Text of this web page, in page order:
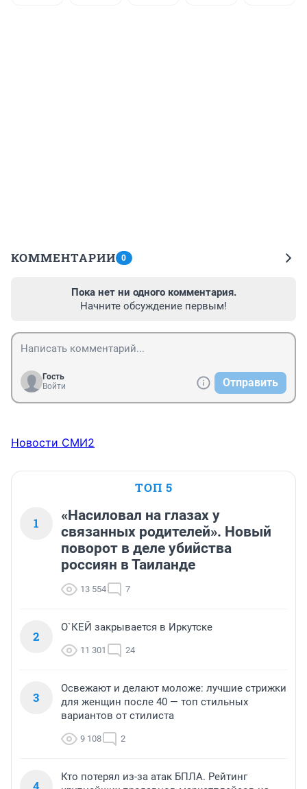
КОММЕНТАРИИ 0
Пока нет ни одного комментария.
Начните обсуждение первым!
Гость
Войти
Отправить
Новости СМИ2
ТОП 5
1
«Насиловал на глазах у
связанных родителей». Новый
поворот в деле убийства
россиян в Таиланде
13 554 7
2
О`КЕЙ закрывается в Иркутске
11 301 24
3
Освежают и делают моложе: лучшие стрижки
для женщин после 40 — топ стильных
вариантов от стилиста
9 108 2
Кто потерял из-за атак БПЛА. Рейтинг